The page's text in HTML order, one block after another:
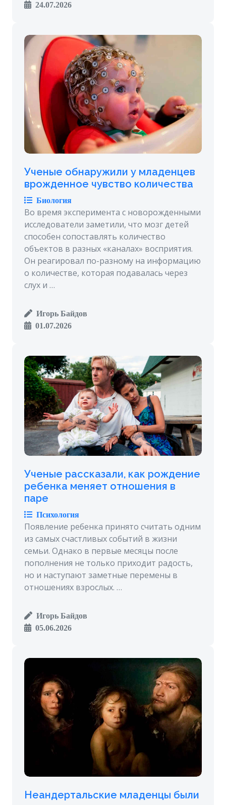
24.07.2026
Ученые обнаружили у младенцев
врожденное чувство количества
Биология
Во время эксперимента с новорожденными
исследователи заметили, что мозг детей
способен сопоставлять количество
объектов в разных «каналах» восприятия.
Он реагировал по-разному на информацию
о количестве, которая подавалась через
слух и …
Игорь Байдов
01.07.2026
Ученые рассказали, как рождение
ребенка меняет отношения в
паре
Психология
Появление ребенка принято считать одним
из самых счастливых событий в жизни
семьи. Однако в первые месяцы после
пополнения не только приходит радость,
но и наступают заметные перемены в
отношениях взрослых. …
Игорь Байдов
05.06.2026
Неандертальские младенцы были